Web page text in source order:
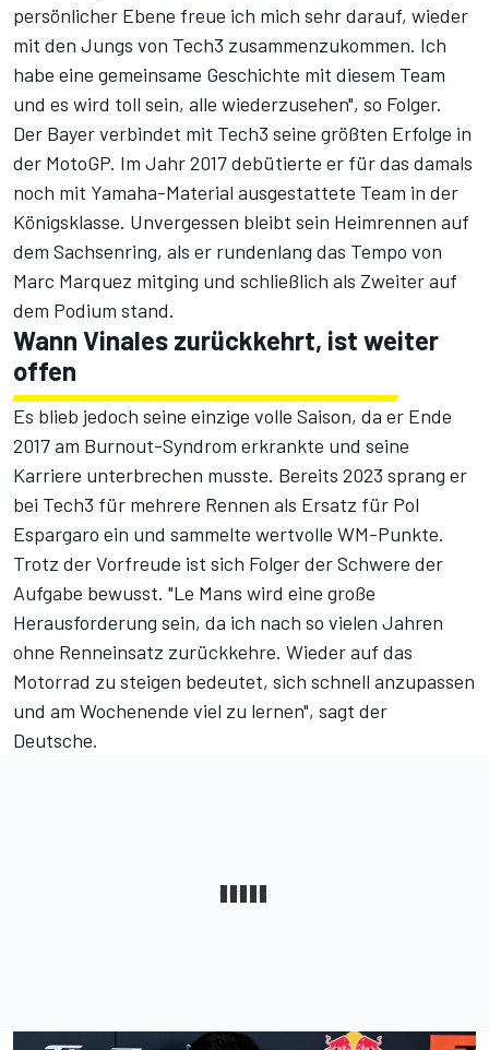
persönlicher Ebene freue ich mich sehr darauf, wieder
mit den Jungs von Tech3 zusammenzukommen. Ich
habe eine gemeinsame Geschichte mit diesem Team
und es wird toll sein, alle wiederzusehen", so Folger.
Der Bayer verbindet mit Tech3 seine größten Erfolge in
der MotoGP. Im Jahr 2017 debütierte er für das damals
noch mit Yamaha-Material ausgestattete Team in der
Königsklasse. Unvergessen bleibt sein Heimrennen auf
dem Sachsenring, als er rundenlang das Tempo von
Marc Marquez mitging und schließlich als Zweiter auf
dem Podium stand.
Wann Vinales zurückkehrt, ist weiter
offen
Es blieb jedoch seine einzige volle Saison, da er Ende
2017 am Burnout-Syndrom erkrankte und seine
Karriere unterbrechen musste. Bereits 2023 sprang er
bei Tech3 für mehrere Rennen als Ersatz für Pol
Espargaro ein und sammelte wertvolle WM-Punkte.
Trotz der Vorfreude ist sich Folger der Schwere der
Aufgabe bewusst. "Le Mans wird eine große
Herausforderung sein, da ich nach so vielen Jahren
ohne Renneinsatz zurückkehre. Wieder auf das
Motorrad zu steigen bedeutet, sich schnell anzupassen
und am Wochenende viel zu lernen", sagt der
Deutsche.